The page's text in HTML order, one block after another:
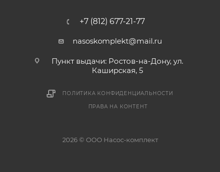
+7 (812) 677-21-77
nasoskomplekt@mail.ru
Пункт выдачи: Ростов-на-Дону, ул.
Каширская, 5
ПОЛИТИКА КОНФИДЕНЦИАЛЬНОСТИ
ПРАВА НА КОНТЕНТ
2026 © ООО Насос-комплект